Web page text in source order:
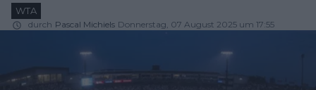
WTA
durch Pascal Michiels Donnerstag, 07 August 2025 um 17:55